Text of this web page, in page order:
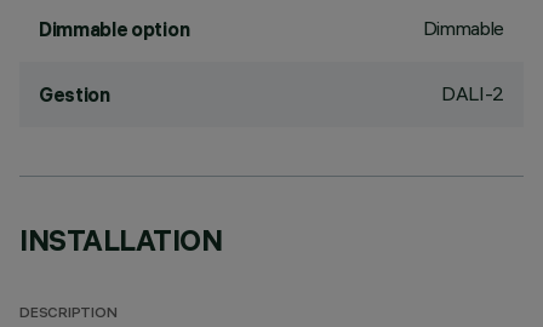
Dimmable option Dimmable
Gestion DALI-2
INSTALLATION
DESCRIPTION